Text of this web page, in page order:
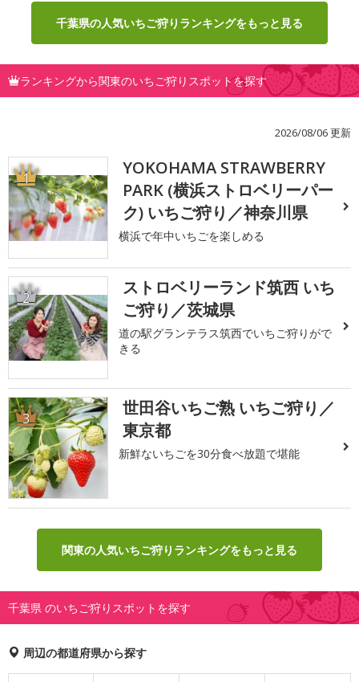
千葉県の人気いちご狩りランキングをもっと見る
ランキングから関東のいちご狩りスポットを探す
2026/08/06 更新
1
YOKOHAMA STRAWBERRY
PARK (横浜ストロベリーパー
ク) いちご狩り／神奈川県
横浜で年中いちごを楽しめる
2
ストロベリーランド筑西 いち
ご狩り／茨城県
道の駅グランテラス筑西でいちご狩りがで
きる
3
世田谷いちご熟 いちご狩り／
東京都
新鮮ないちごを30分食べ放題で堪能
関東の人気いちご狩りランキングをもっと見る
千葉県 のいちご狩りスポットを探す
周辺の都道府県から探す